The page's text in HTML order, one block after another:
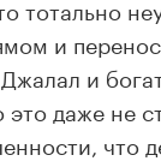
тотально
и
и
даже не
что